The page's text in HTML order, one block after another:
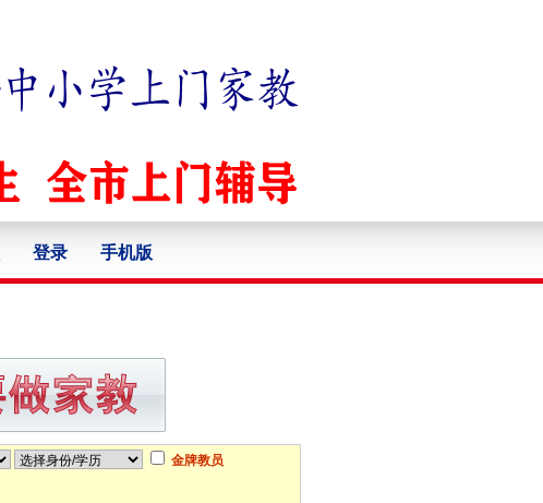
登录 手机版
金牌教员